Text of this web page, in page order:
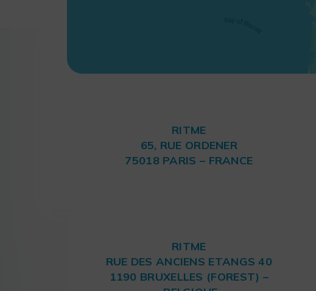
RITME
65, RUE ORDENER
75018 PARIS – FRANCE
RITME
RUE DES ANCIENS ETANGS 40
1190 BRUXELLES (FOREST) –